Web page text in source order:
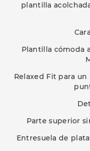
plantilla
Plantilla cómoda
Relaxed Fit para
Parte superior
Entresuela de